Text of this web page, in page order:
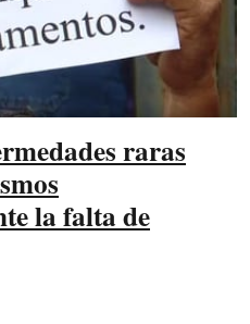
raras
la falta de